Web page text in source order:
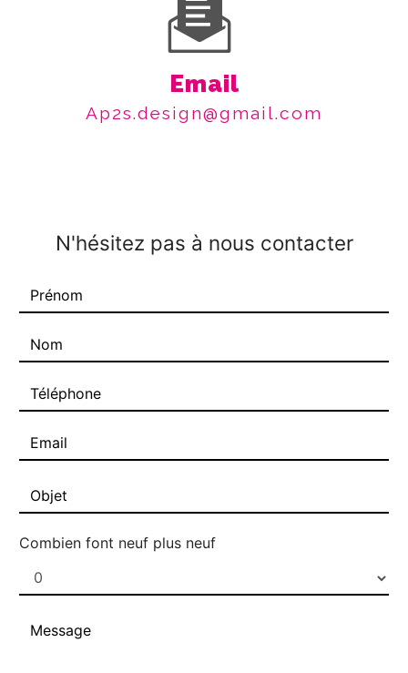
Email
ap2s.design@gmail.com
N'hésitez pas à nous contacter
Combien font neuf plus neuf